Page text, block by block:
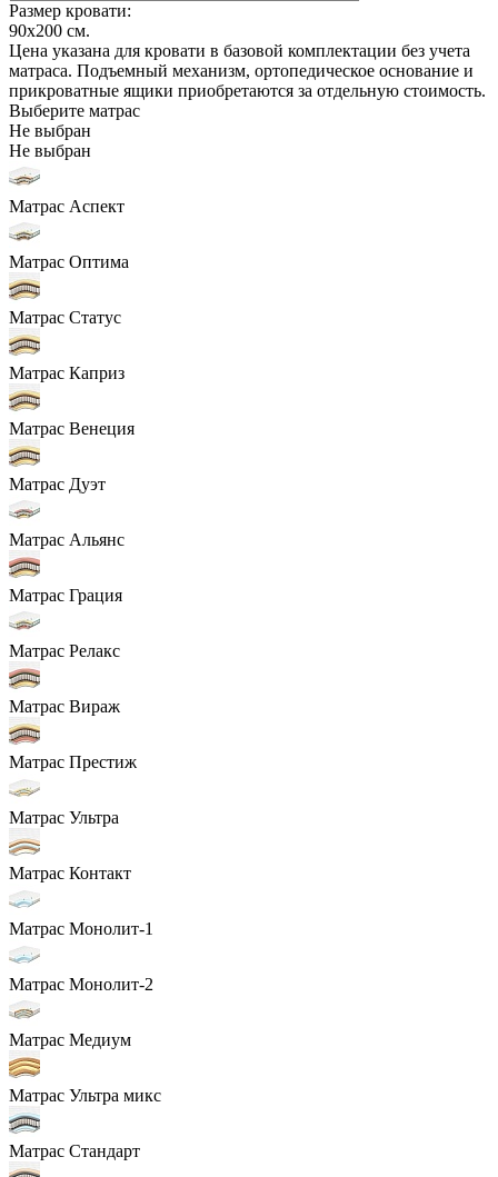
Размер кровати:
90x200 см.
Цена указана для кровати в базовой комплектации без учета
матраса. Подъемный механизм, ортопедическое основание и
прикроватные ящики приобретаются за отдельную стоимость.
Выберите матрас
Не выбран
Не выбран
Матрас Аспект
Матрас Оптима
Матрас Статус
Матрас Каприз
Матрас Венеция
Матрас Дуэт
Матрас Альянс
Матрас Грация
Матрас Релакс
Матрас Вираж
Матрас Престиж
Матрас Ультра
Матрас Контакт
Матрас Монолит-1
Матрас Монолит-2
Матрас Медиум
Матрас Ультра микс
Матрас Стандарт